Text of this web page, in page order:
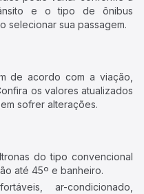
e o tipo de ônibus
selecionar sua passagem.
de acordo com a viação,
os valores atualizados
sofrer alterações.
do tipo convencional
até 45º e banheiro.
ar-condicionado,